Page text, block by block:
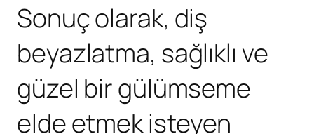
Sonuç olarak, diş
beyazlatma, sağlıklı ve
güzel bir gülümseme
elde etmek isteyen